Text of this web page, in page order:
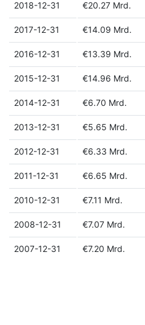
2018-12-31 €20.27 Mrd.
2017-12-31 €14.09 Mrd.
2016-12-31 €13.39 Mrd.
2015-12-31 €14.96 Mrd.
2014-12-31 €6.70 Mrd.
2013-12-31 €5.65 Mrd.
2012-12-31 €6.33 Mrd.
2011-12-31 €6.65 Mrd.
2010-12-31 €7.11 Mrd.
2008-12-31 €7.07 Mrd.
2007-12-31 €7.20 Mrd.